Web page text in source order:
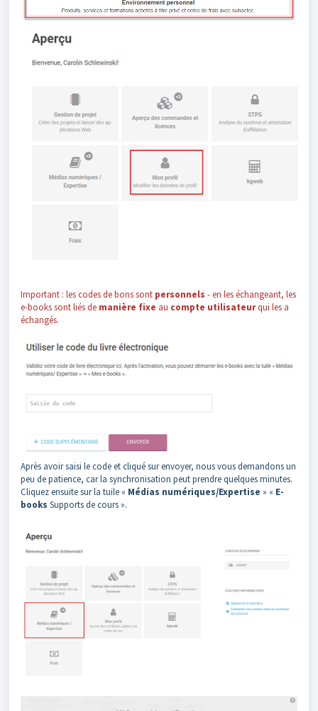
Important : les codes de bons sont personnels - en les échangeant, les
e-books sont liés de manière fixe au compte utilisateurqui les a
échangés.
Après avoir saisi le code et cliqué sur envoyer, nous vous demandons un
peu de patience, car la synchronisation peut prendre quelques minutes.
Cliquez ensuite sur la tuile « Médias numériques/Expertise » « E-
books Supports de cours ».